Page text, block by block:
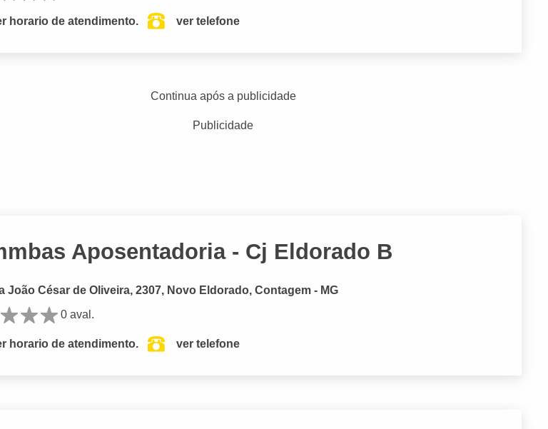
horario de atendimento. ver telefone
Continua após a publicidade
Publicidade
Aposentadoria - Cj Eldorado B
João César de Oliveira, 2307, Novo Eldorado, Contagem - MG
0 aval.
horario de atendimento. ver telefone